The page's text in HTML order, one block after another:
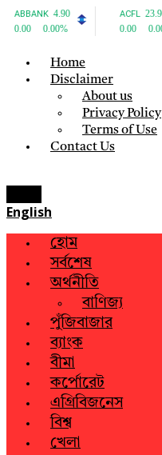
Home
Disclaimer
About us
Privacy Policy
Terms of Use
Contact Us
English
হোম
সর্বশেষ
অর্থনীতি
বাণিজ্য
পুঁজিবাজার
ব্যাংক
বীমা
কর্পোরেট
এগ্রিবিজনেস
বিশ্ব
খেলা